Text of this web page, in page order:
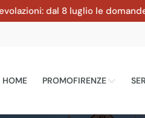
dal 8 luglio le domande al
HOME PROMOFIRENZE